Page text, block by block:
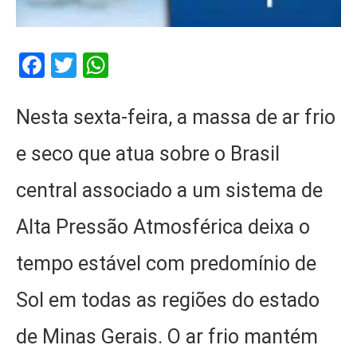
Facebook
Twitter
Nesta sexta-feira, a massa de ar frio
e seco que atua sobre o Brasil
central associado a um sistema de
Alta Pressão Atmosférica deixa o
tempo estável com predomínio de
Sol em todas as regiões do estado
de Minas Gerais. O ar frio mantém